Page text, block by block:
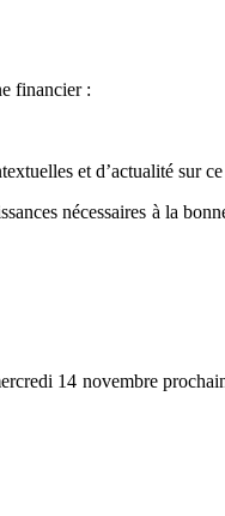
financier :
et d’actualité sur
nécessaires à la
14 novembre